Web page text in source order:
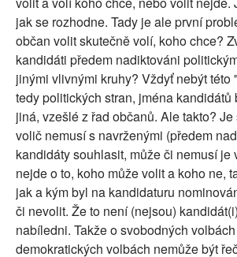
jak se rozhodne. Tady je ale první
občan volit skutečně volí, koho chce?
kandidáti předem nadiktováni
jinými vlivnými kruhy? Vždyť nebýt této
tedy politických stran, jména
jiná, vzešlé z řad občanů. Ale takto?
volič nemusí s navrženými (předem
kandidáty souhlasit, může či nemusí je
nejde o to, koho může volit a koho ne,
jak a kým byl na kandidaturu
či nevolit. Že to není (nejsou)
nabíledni. Takže o svobodných
demokratických volbách nemůže být